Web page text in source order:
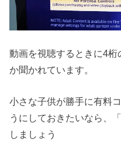
動画を視聴するときに4
か聞かれています。
小さな子供が勝手に有料
うにしておきたいなら、
しましょう